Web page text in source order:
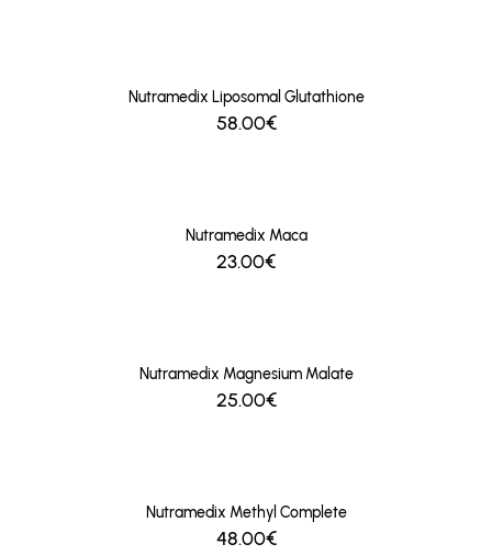
Nutramedix Liposomal Glutathione
58.00€
Nutramedix Maca
23.00€
Nutramedix Magnesium Malate
25.00€
Nutramedix Methyl Complete
48.00€